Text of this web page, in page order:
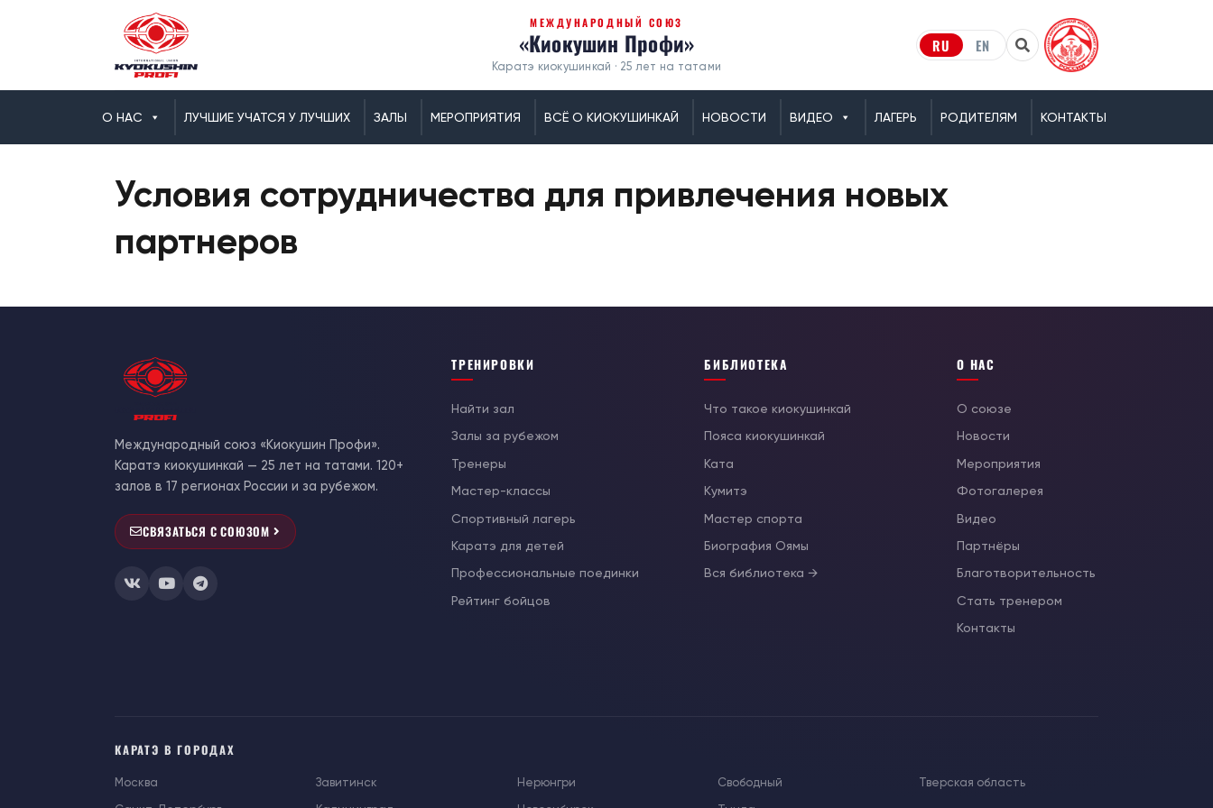
МЕЖДУНАРОДНЫЙ СОЮЗ
«Киокушин Профи»
Каратэ киокушинкай · 25 лет на татами
RU EN
О НАС ЛУЧШИЕ УЧАТСЯ У ЛУЧШИХ ЗАЛЫ МЕРОПРИЯТИЯ ВСЁ О КИОКУШИНКАЙ НОВОСТИ ВИДЕО ЛАГЕРЬ РОДИТЕЛЯМ КОНТАКТЫ
Условия сотрудничества для привлечения новых
партнеров
Международный союз «Киокушин Профи».
Каратэ киокушинкай — 25 лет на татами. 120+
залов в 17 регионах России и за рубежом.
СВЯЗАТЬСЯ С СОЮЗОМ
ТРЕНИРОВКИ
Найти зал
Залы за рубежом
Тренеры
Мастер-классы
Спортивный лагерь
Каратэ для детей
Профессиональные поединки
Рейтинг бойцов
БИБЛИОТЕКА
Что такое киокушинкай
Пояса киокушинкай
Ката
Кумитэ
Мастер спорта
Биография Оямы
Вся библиотека →
О НАС
О союзе
Новости
Мероприятия
Фотогалерея
Видео
Партнёры
Благотворительность
Стать тренером
Контакты
КАРАТЭ В ГОРОДАХ
Москва
Завитинск
Нерюнгри
Свободный
Тверская область